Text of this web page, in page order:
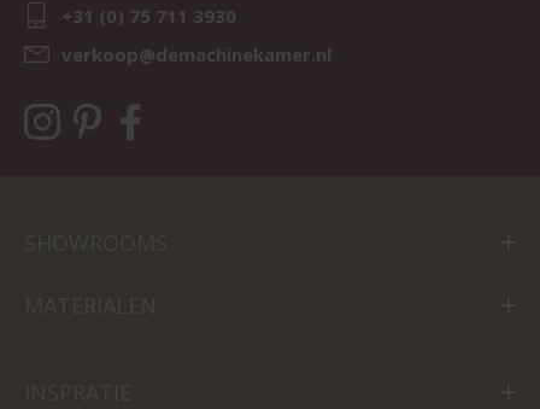
+31 (0) 75 711 3930
verkoop@demachinekamer.nl